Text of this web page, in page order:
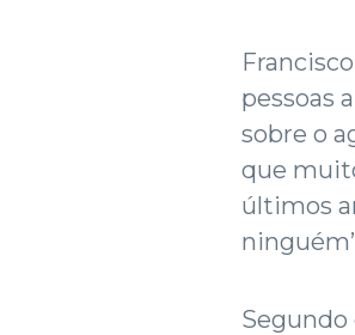
pessoas
sobre o
que
últimos
Segundo